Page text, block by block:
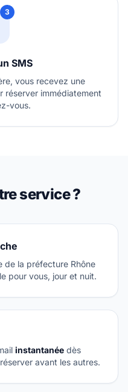
3
SMS
vous recevez une
réserver immédiatement
vous.
service ?
de la préfecture Rhône
pour vous, jour et nuit.
instantanée dès
avant les autres.